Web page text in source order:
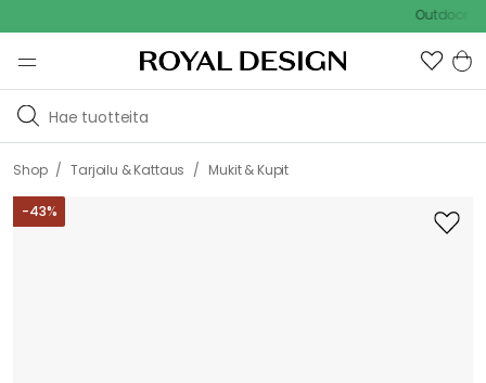
Outdoor Sale -
Shop / Tarjoilu & Kattaus / Mukit & Kupit
-43%